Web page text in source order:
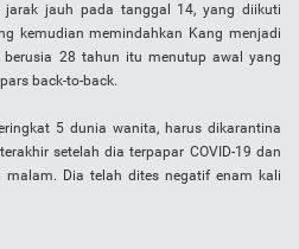
jarak jauh pada tanggal 14, yang diikuti
kemudian memindahkan Kang menjadi
28 tahun itu menutup awal yang
back-to-back.
5 dunia wanita, harus dikarantina
setelah dia terpapar COVID-19 dan
malam. Dia telah dites negatif enam kali